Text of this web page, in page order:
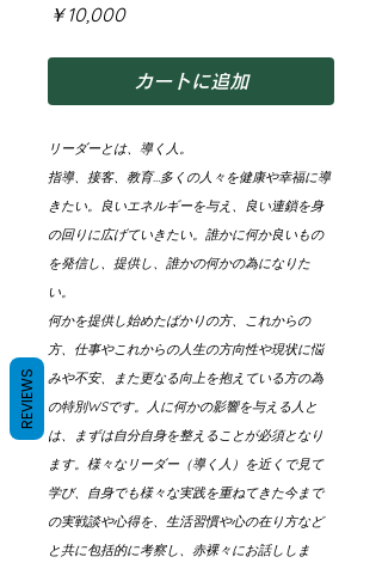
￥10,000価
カートに追加
リーダーとは、導く人。
指導、接客、教育…多くの人々を健康や幸福に導
きたい。良いエネルギーを与え、良い連鎖を身
の回りに広げていきたい。誰かに何か良いもの
を発信し、提供し、誰かの何かの為になりた
い。
何かを提供し始めたばかりの方、これからの
方、仕事やこれからの人生の方向性や現状に悩
みや不安、また更なる向上を抱えている方の為
の特別WSです。人に何かの影響を与える人と
は、まずは自分自身を整えることが必須となり
ます。様々なリーダー（導く人）を近くで見て
学び、自身でも様々な実践を重ねてきた今まで
の実戦談や心得を、生活習慣や心の在り方など
と共に包括的に考察し、赤裸々にお話ししま
REVIEWS